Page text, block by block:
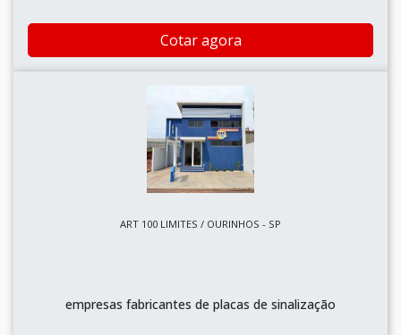
Cotar agora
ART 100 LIMITES / OURINHOS - SP
empresas fabricantes de placas de sinalização